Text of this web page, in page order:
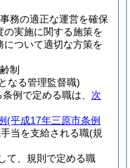
務の適正な運営を確保
実施に関する施策を
ついて適切な方策を
制
なる管理監督職)
例で定める職は、 次
(平成17年三原市条例
当を支給される職(規
て、規則で定める職